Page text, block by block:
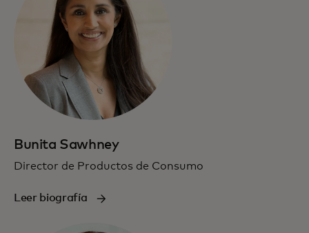
Bunita Sawhney
Director de Productos de Consumo
Leer biografía